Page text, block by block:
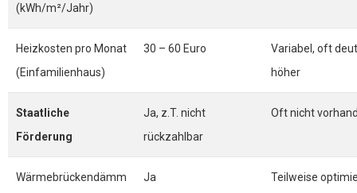
(kWh/m²/Jahr)
Heizkosten pro Monat
(Einfamilienhaus)
30 – 60 Euro
Variabel, oft
höher
Staatliche
Förderung
Ja, z.T. nicht
rückzahlbar
Oft nicht
Wärmebrückendämm
Ja Teilweise